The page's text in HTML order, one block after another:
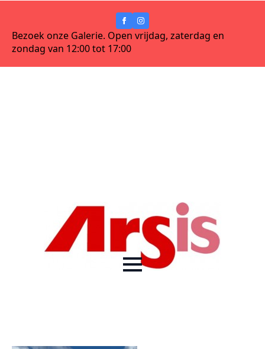
Bezoek onze Galerie. Open vrijdag, zaterdag en
zondag van 12:00 tot 17:00